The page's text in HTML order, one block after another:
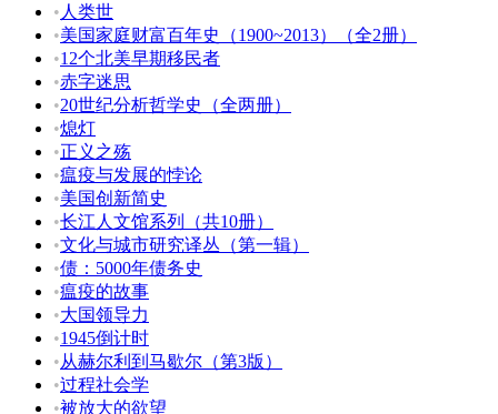
• 人类世
•美国家庭财富百年史（1900~2013）（全2册）
•12个北美早期移民者
•赤字迷思
•20世纪分析哲学史（全两册）
•熄灯
•正义之殇
•瘟疫与发展的悖论
•美国创新简史
•长江人文馆系列（共10册）
•文化与城市研究译丛（第一辑）
•债：5000年债务史
•瘟疫的故事
•大国领导力
•1945倒计时
•从赫尔利到马歇尔（第3版）
•过程社会学
•被放大的欲望